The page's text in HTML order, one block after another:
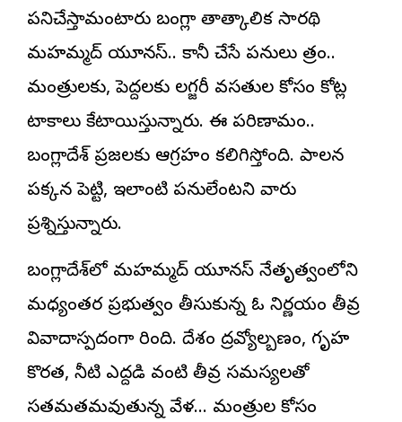
పనిచేస్తామంటారు బంగ్లా తాత్కాలిక సారథి
మహమ్మద్ యూనస్.. కానీ చేసే పనులు మాత్రం..
మంత్రులకు, పెద్దలకు లగ్జరీ వసతుల కోసం కోట్ల
టాకాలు కేటాయిస్తున్నారు. ఈ పరిణామం..
బంగ్లాదేశ్ ప్రజలకు ఆగ్రహం కలిగిస్తోంది. పాలన
పక్కన పెట్టి, ఇలాంటి పనులేంటని వారు
ప్రశ్నిస్తున్నారు.
బంగ్లాదేశ్‌లో మహమ్మద్ యూనస్ నేతృత్వంలోని
మధ్యంతర ప్రభుత్వం తీసుకున్న ఓ నిర్ణయం తీవ్ర
వివాదాస్పదంగా మారింది. దేశం ద్రవ్యోల్బణం, గృహ
కొరత, నీటి ఎద్దడి వంటి తీవ్ర సమస్యలతో
సతమతమవుతున్న వేళ… మంత్రుల కోసం